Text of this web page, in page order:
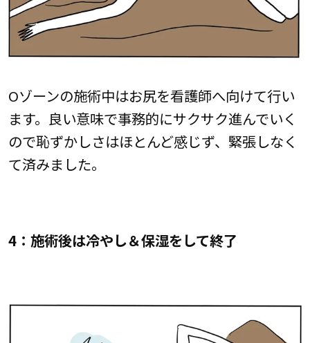
Oゾーンの施術中はお尻を看護師へ向けて行い
ます。良い意味で事務的にサクサク進んでいく
ので恥ずかしさはほとんど感じず、緊張しなく
て済みました。
4：施術後は冷やし＆保湿をして終了